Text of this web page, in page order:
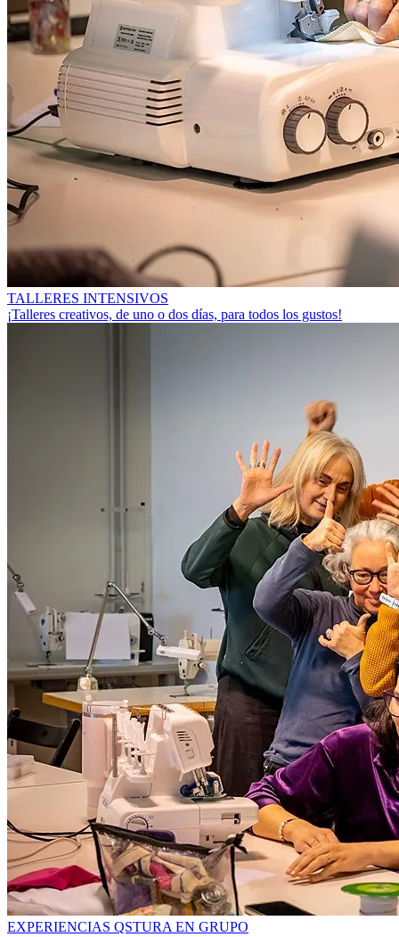
TALLERES INTENSIVOS
¡Talleres creativos, de uno o dos días, para todos los gustos!
EXPERIENCIAS QSTURA EN GRUPO